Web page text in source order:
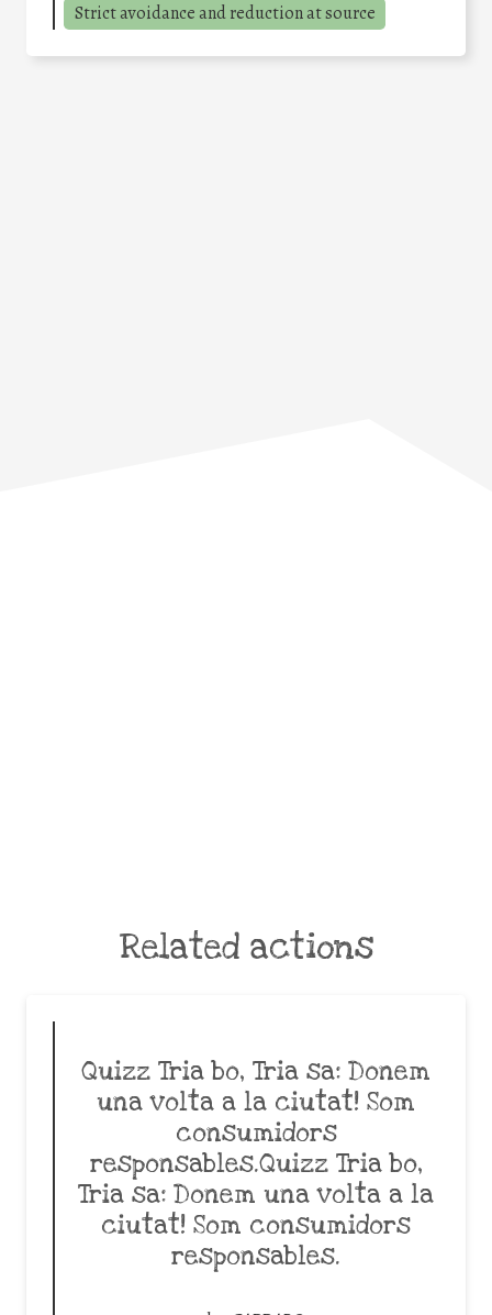
Strict avoidance and reduction at source
Related actions
Quizz Tria bo, Tria sa: Donem
una volta a la ciutat! Som
consumidors
responsables.Quizz Tria bo,
Tria sa: Donem una volta a la
ciutat! Som consumidors
responsables.